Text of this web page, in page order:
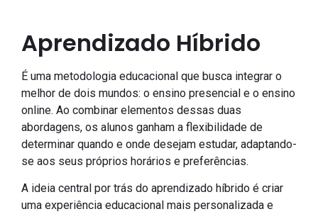
Aprendizado Híbrido
É uma metodologia educacional que busca integrar o
melhor de dois mundos: o ensino presencial e o ensino
online. Ao combinar elementos dessas duas
abordagens, os alunos ganham a flexibilidade de
determinar quando e onde desejam estudar, adaptando-
se aos seus próprios horários e preferências.
A ideia central por trás do aprendizado híbrido é criar
uma experiência educacional mais personalizada e